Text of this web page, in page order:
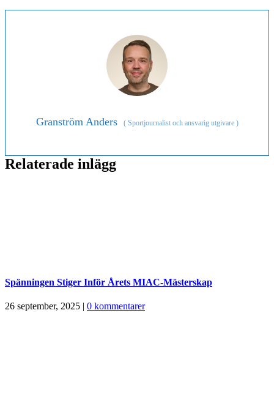
Granström Anders (Sportjournalist och ansvarig utgivare )
Relaterade inlägg
Spänningen Stiger Inför Årets MIAC-Mästerskap
26 september, 2025 | 0 kommentarer